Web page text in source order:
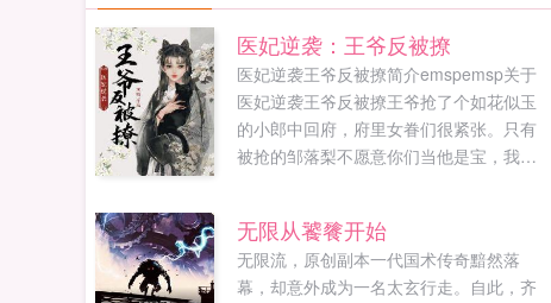
医妃逆袭：王爷反被撩
医妃逆袭王爷反被撩简介emspemsp关于
医妃逆袭王爷反被撩王爷抢了个如花似玉
的小郎中回府，府里女眷们很紧张。只有
被抢的邹落梨不愿意你们当他是宝，我当
不愿...
无限从饕餮开始
无限流，原创副本一代国术传奇黯然落
幕，却意外成为一名太玄行走。自此，齐